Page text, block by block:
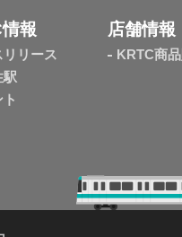
報
リリース
駅
店舗情報
KRTC商